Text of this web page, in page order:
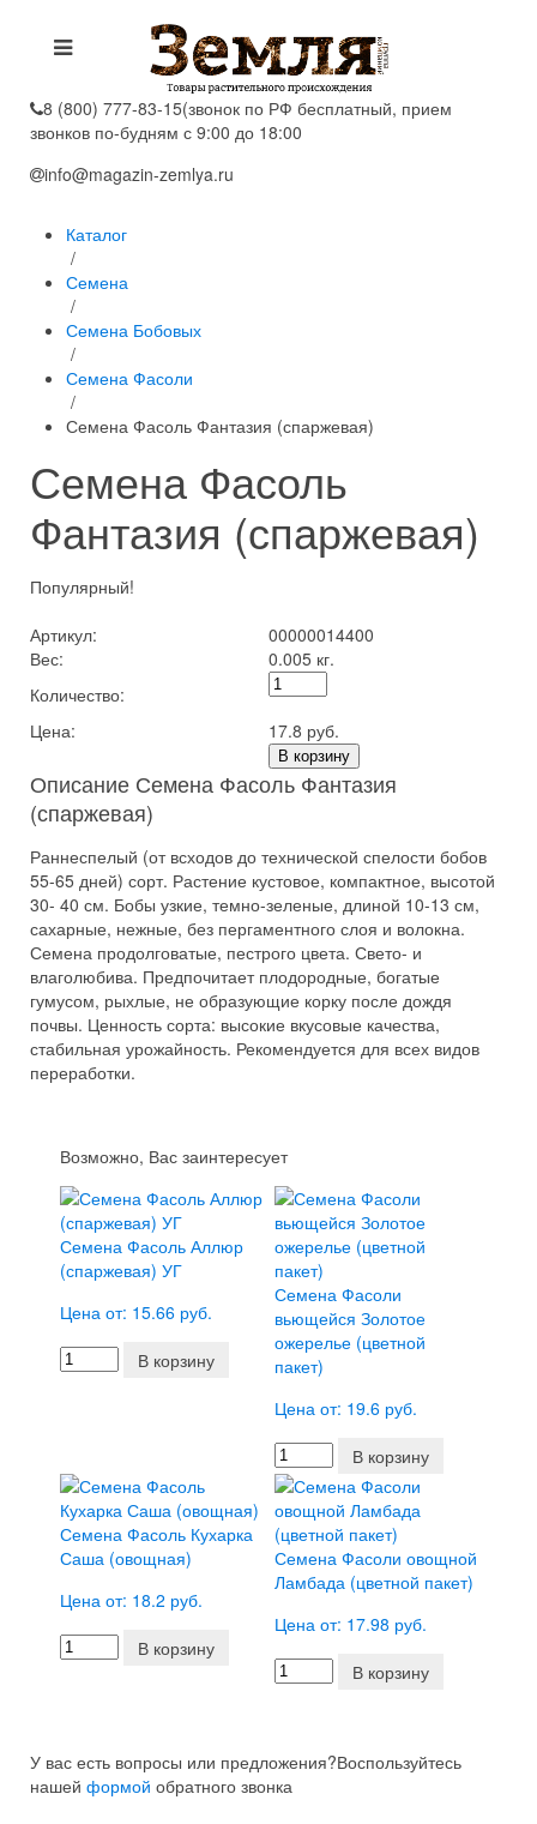
8 (800) 777-83-15(звонок по РФ бесплатный, прием
звонков по-будням с 9:00 до 18:00
info@magazin-zemlya.ru
Каталог
/
Семена
/
Семена Бобовых
/
Семена Фасоли
/
Семена Фасоль Фантазия (спаржевая)
Семена Фасоль
Фантазия (спаржевая)
Популярный!
Артикул:
00000014400
Вес:
0.005 кг.
Количество:
Цена:
17.8 руб.
В корзину
Описание Семена Фасоль Фантазия
(спаржевая)
Раннеспелый (от всходов до технической спелости бобов
55-65 дней) сорт. Растение кустовое, компактное, высотой
30- 40 см. Бобы узкие, темно-зеленые, длиной 10-13 см,
сахарные, нежные, без пергаментного слоя и волокна.
Семена продолговатые, пестрого цвета. Свето- и
влаголюбива. Предпочитает плодородные, богатые
гумусом, рыхлые, не образующие корку после дождя
почвы. Ценность сорта: высокие вкусовые качества,
стабильная урожайность. Рекомендуется для всех видов
переработки.
Возможно, Вас заинтересует
Семена Фасоль Аллюр
(спаржевая) УГ
Цена от: 15.66 руб.
В корзину
Семена Фасоли
вьющейся Золотое
ожерелье (цветной
пакет)
Цена от: 19.6 руб.
В корзину
Семена Фасоль Кухарка
Саша (овощная)
Цена от: 18.2 руб.
В корзину
Семена Фасоли овощной
Ламбада (цветной пакет)
Цена от: 17.98 руб.
В корзину
У вас есть вопросы или предложения?Воспользуйтесь
нашей формой обратного звонка